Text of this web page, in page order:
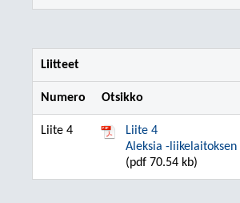
Liitteet
Numero Otsikko
Liite 4
Liite 4
Aleksia -
(pdf 70.54 kb)